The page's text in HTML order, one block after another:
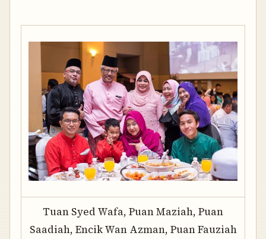
Tuan Syed Wafa, Puan Maziah, Puan
Saadiah, Encik Wan Azman, Puan Fauziah